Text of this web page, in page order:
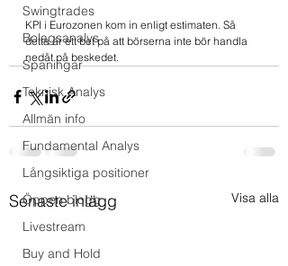
Swingtrades
Bolagsanalys
Spaningar
Teknisk Analys
Allmän info
Fundamental Analys
Långsiktiga positioner
Öppen blogg
Livestream
Buy and Hold
KPI i Eurozonen kom in enligt estimaten. Så
detta är ett bet på att börserna inte bör handla
nedåt på beskedet.
Senaste inlägg Visa alla